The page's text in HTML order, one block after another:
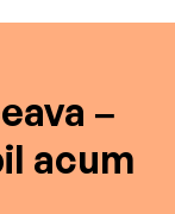
–
acum